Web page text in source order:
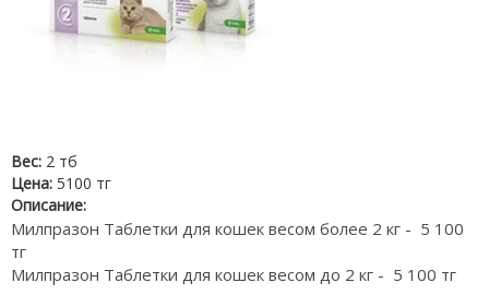
Вес: 2 тб
Цена: 5100 тг
Описание:
Милпразон Таблетки для кошек весом более 2 кг - 5 100
тг
Милпразон Таблетки для кошек весом до 2 кг - 5 100 тг